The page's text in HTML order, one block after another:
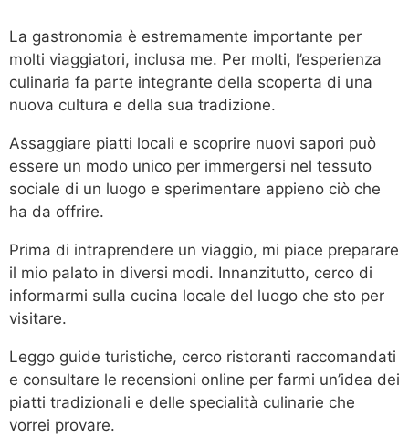
La gastronomia è estremamente importante per
molti viaggiatori, inclusa me. Per molti, l’esperienza
culinaria fa parte integrante della scoperta di una
nuova cultura e della sua tradizione.
Assaggiare piatti locali e scoprire nuovi sapori può
essere un modo unico per immergersi nel tessuto
sociale di un luogo e sperimentare appieno ciò che
ha da offrire.
Prima di intraprendere un viaggio, mi piace preparare
il mio palato in diversi modi. Innanzitutto, cerco di
informarmi sulla cucina locale del luogo che sto per
visitare.
Leggo guide turistiche, cerco ristoranti raccomandati
e consultare le recensioni online per farmi un’idea dei
piatti tradizionali e delle specialità culinarie che
vorrei provare.